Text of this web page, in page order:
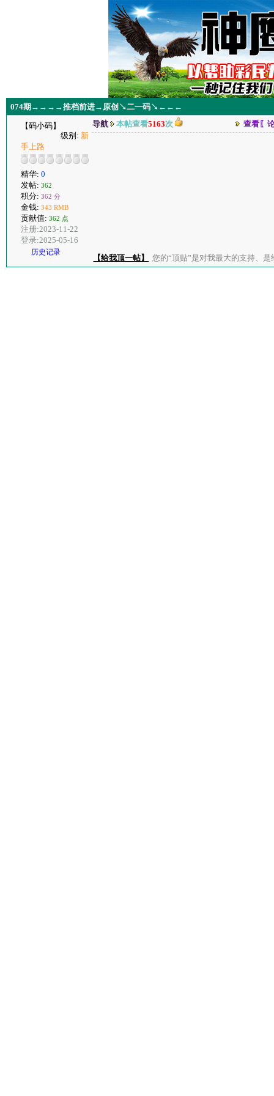
074期→→→→推档前进→原创↘二一码↘←←←
【码小码】
级别: 新
手上路
精华: 0
发帖: 362
积分: 362 分
金钱: 343 RMB
贡献值: 362 点
注册:2023-11-22
登录:2025-05-16
历史记录
导航 本帖查看5163次 查看〖
【给我顶一帖】 您的“顶贴”是对我最大的支持、